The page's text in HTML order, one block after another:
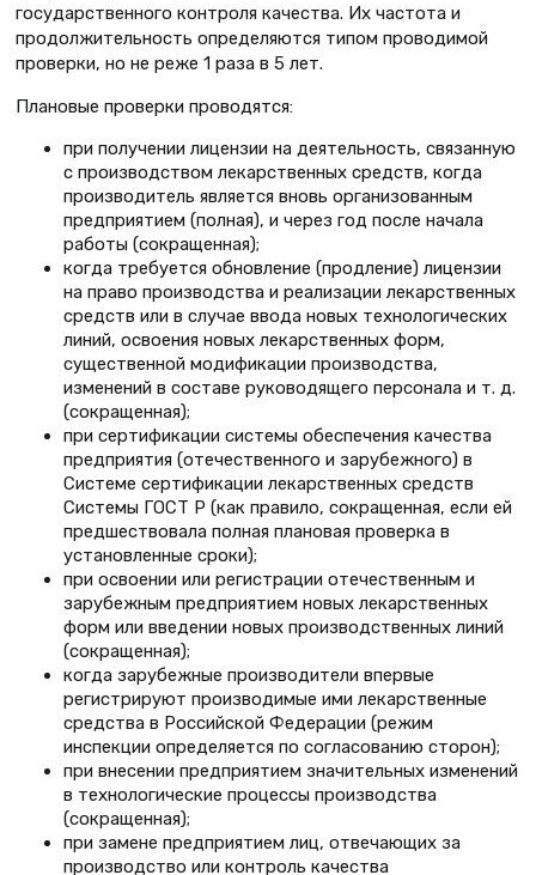
государственного контроля качества. Их частота и
продолжительность определяются типом проводимой
проверки, но не реже 1 раза в 5 лет.
Плановые проверки проводятся:
при получении лицензии на деятельность, связанную
с производством лекарственных средств, когда
производитель является вновь организованным
предприятием (полная), и через год после начала
работы (сокращенная);
когда требуется обновление (продление) лицензии
на право производства и реализации лекарственных
средств или в случае ввода новых технологических
линий, освоения новых лекарственных форм,
существенной модификации производства,
изменений в составе руководящего персонала и т. д.
(сокращенная);
при сертификации системы обеспечения качества
предприятия (отечественного и зарубежного) в
Системе сертификации лекарственных средств
Системы ГОСТ Р (как правило, сокращенная, если ей
предшествовала полная плановая проверка в
установленные сроки);
при освоении или регистрации отечественным и
зарубежным предприятием новых лекарственных
форм или введении новых производственных линий
(сокращенная);
когда зарубежные производители впервые
регистрируют производимые ими лекарственные
средства в Российской Федерации (режим
инспекции определяется по согласованию сторон);
при внесении предприятием значительных изменений
в технологические процессы производства
(сокращенная);
при замене предприятием лиц, отвечающих за
производство или контроль качества